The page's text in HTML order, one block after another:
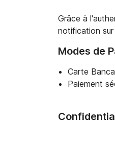
Grâce à
notification
Modes de
Carte
Paiement